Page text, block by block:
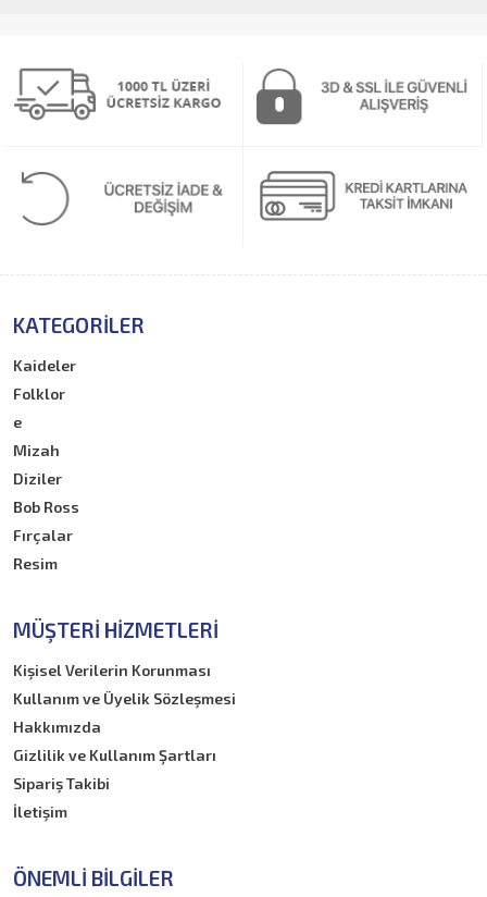
KATEGORILER
Kaideler
Folklor
e
Mizah
Diziler
Bob Ross
Fırçalar
Resim
MÜŞTERI HIZMETLERI
Kişisel Verilerin Korunması
Kullanım ve Üyelik Sözleşmesi
Hakkımızda
Gizlilik ve Kullanım Şartları
Sipariş Takibi
İletişim
ÖNEMLI BILGILER